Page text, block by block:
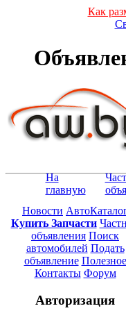
Как
На
главную
Новости
Купить Запчасти
объявления Поиск
автомобилей Подать
объявление Полезное
Контакты Форум
Авторизация